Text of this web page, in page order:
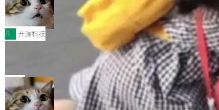
late。」 容器为什么不合适 容器的问题在于启动
和销毁都太重了。一个 Agent 要执行的任务可能
只需要几毫秒的 CPU 时间，但容器从冷启动到
就绪要花数秒。如果未来有十...
人、套取机密信息的对手。 OpenAI 没发律师
函，也没选择庭外沉默。它在官网贴了一篇博
文，标题只有六个字：Apple is getting this wro
ng。 然后，它把邮件往来和 iMessage 聊天记
录全贴了出来。 他发错人了 苹果外部律师 Gabr
iel Gross 来自 Weil 律所，2 月 23 日下午 5:53
给 OpenAI 总法律顾问 Che Chang 发了封邮
件，附了一封长信，要求 OpenAI 配合调查前苹
果员工带走机密信...
HUAWEI MatePad Edge上架WorkBu
ddy鸿蒙PC版，说话就能干活的AI办公
搭子
全能AI工作台WorkBuddy鸿蒙PC版上架HUAWE
I MatePad Edge应用市场，直接下载即可使
用，与鸿蒙电脑上的体验一致。值得一提的是，
这是目前市面上唯一支持平板接入WorkBuddy P
C版的产品，搭载“人机双写”重磅功能——你写
你的，AI写AI的，同屏协作互不干扰。一句话让
AI帮你干活，现在开启全新体验！ 温馨提示：
体验WorkBuddy鸿蒙PC版前，请将 HUAWEI M
开 开源科技
FFmpeg 9.0 发布：代号“Lei”，以此纪
全球知名开源多媒体框架 FFmpeg 今天正式发
布了 9.0 版本。这个版本除了带来新一代音视频
处理能力和硬件加速支持之外，还有一个特殊之
处：FFmpeg 9.0 的代号是“Lei”。 这个名字，
局
亚马逊成本失控：AI 写代码烧掉 1215